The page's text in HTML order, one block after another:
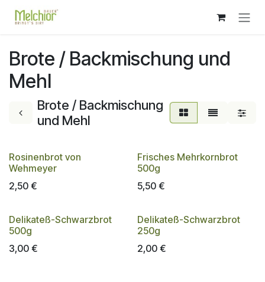
Zum Inhalt springen
Brote / Backmischung und
Mehl
Brote / Backmischung
und Mehl
Rosinenbrot von
Wehmeyer
2,50 €
Frisches Mehrkornbrot
500g
5,50€
Delikateß-Schwarzbrot
500g
3,00 €
Delikateß-Schwarzbrot
250g
2,00€